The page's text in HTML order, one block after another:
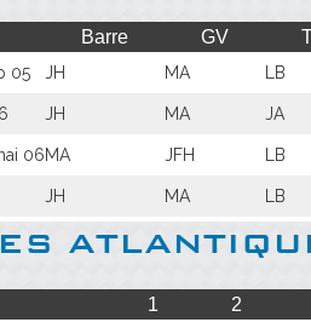
Barre GV
05 JH MA LB
JH MA JA
06MA JFH LB
JH MA LB
1 2